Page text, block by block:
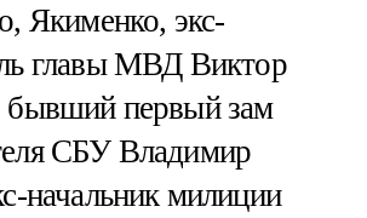
Якименко, экс-
главы МВД Виктор
бывший первый зам
СБУ Владимир
начальник милиции